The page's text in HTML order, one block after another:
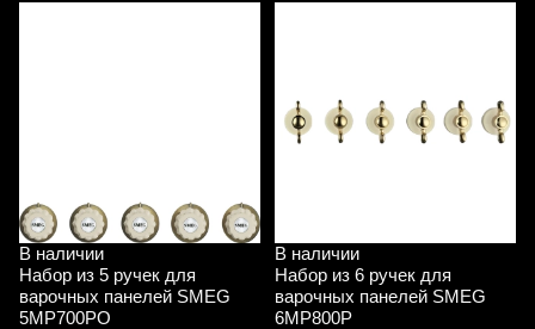
В наличии
Набор из 5 ручек для
варочных панелей SMEG
5MP700PO
В наличии
Набор из 6 ручек для
варочных панелей SMEG
6MP800P